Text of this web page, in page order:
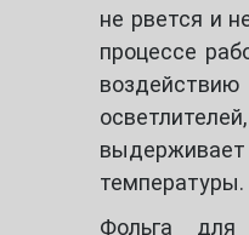
не рвется и
процессе
температуры.
Фольга для